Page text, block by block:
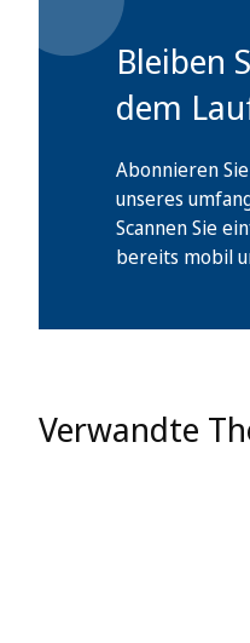
Bleiben
dem
Abonnieren
unseres
Scannen Sie
bereits mobil
Verwandte